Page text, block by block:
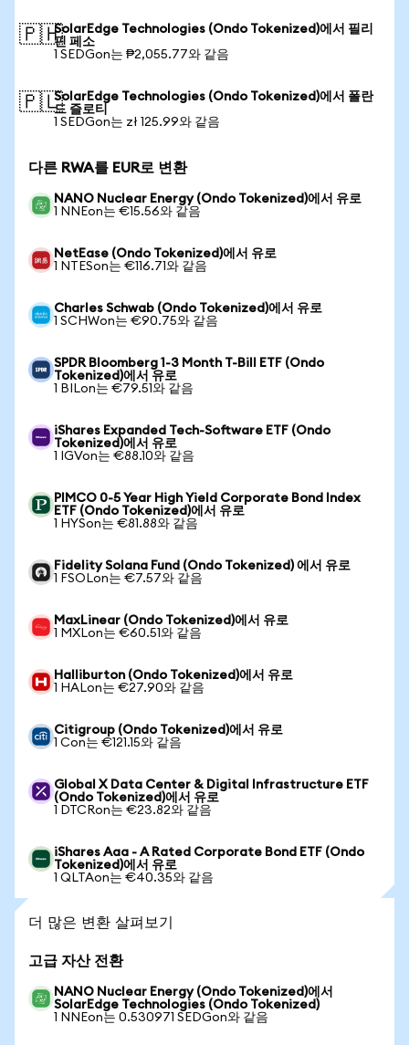
🇵🇭SolarEdge Technologies (Ondo Tokenized)에서 필리
핀 페소
1 SEDGon는 ₱2,055.77와 같음
🇵🇱SolarEdge Technologies (Ondo Tokenized)에서 폴란
드 즐로티
1 SEDGon는 zł 125.99와 같음
다른 RWA를 EUR로 변환
NANO Nuclear Energy (Ondo Tokenized)에서 유로
1 NNEon는 €15.56와 같음
NetEase (Ondo Tokenized)에서 유로
1 NTESon는 €116.71와 같음
Charles Schwab (Ondo Tokenized)에서 유로
1 SCHWon는 €90.75와 같음
SPDR Bloomberg 1-3 Month T-Bill ETF (Ondo
Tokenized)에서 유로
1 BILon는 €79.51와 같음
iShares Expanded Tech-Software ETF (Ondo
Tokenized)에서 유로
1 IGVon는 €88.10와 같음
PIMCO 0-5 Year High Yield Corporate Bond Index
ETF (Ondo Tokenized)에서 유로
1 HYSon는 €81.88와 같음
Fidelity Solana Fund (Ondo Tokenized) 에서 유로
1 FSOLon는 €7.57와 같음
MaxLinear (Ondo Tokenized)에서 유로
1 MXLon는 €60.51와 같음
Halliburton (Ondo Tokenized)에서 유로
1 HALon는 €27.90와 같음
Citigroup (Ondo Tokenized)에서 유로
1 Con는 €121.15와 같음
Global X Data Center & Digital Infrastructure ETF
(Ondo Tokenized)에서 유로
1 DTCRon는 €23.82와 같음
iShares Aaa - A Rated Corporate Bond ETF (Ondo
Tokenized)에서 유로
1 QLTAon는 €40.35와 같음
더 많은 변환 살펴보기
고급 자산 전환
NANO Nuclear Energy (Ondo Tokenized)에서
SolarEdge Technologies (Ondo Tokenized)
1 NNEon는 0.530971 SEDGon와 같음